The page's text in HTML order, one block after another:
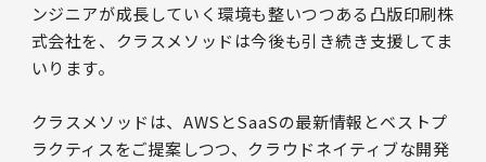
ンジニアが成長していく環境も整いつつある凸版印刷株
式会社を、クラスメソッドは今後も引き続き支援してま
いります。
クラスメソッドは、AWSとSaaSの最新情報とベストプ
ラクティスをご提案しつつ、クラウドネイティブな開発